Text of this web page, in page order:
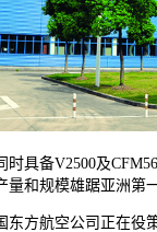
备V2500及CFM56
和规模雄踞亚洲第一
航空公司正在役策